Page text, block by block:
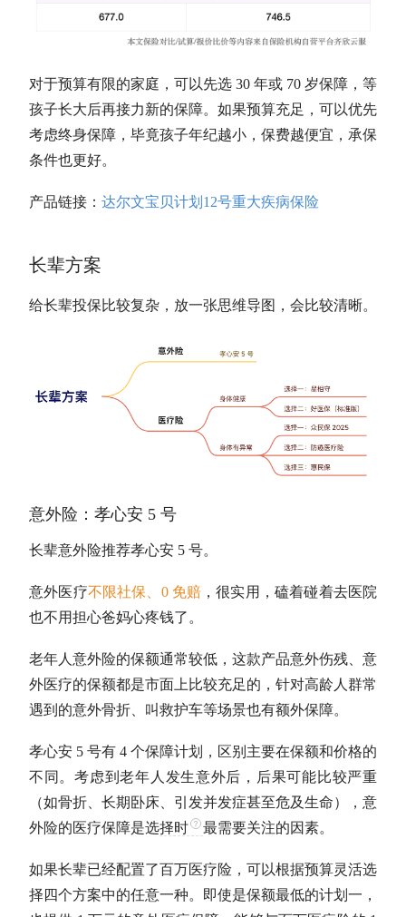
对于预算有限的家庭，可以先选 30 年或 70 岁保障，等
孩子长大后再接力新的保障。如果预算充足，可以优先
考虑终身保障，毕竟孩子年纪越小，保费越便宜，承保
条件也更好。
产品链接： 达尔文宝贝计划12号重大疾病保险
长辈方案
给长辈投保比较复杂，放一张思维导图，会比较清晰。
意外险：孝心安 5 号
长辈意外险推荐孝心安 5 号。
意外医疗不限社保、0 免赔 ，很实用，磕着碰着去医院
也不用担心爸妈心疼钱了。
老年人意外险的保额通常较低，这款产品意外伤残、意
外医疗的保额都是市面上比较充足的，针对高龄人群常
遇到的意外骨折、叫救护车等场景也有额外保障。
孝心安 5 号有 4 个保障计划，区别主要在保额和价格的
不同。考虑到老年人发生意外后，后果可能比较严重
（如骨折、长期卧床、引发并发症甚至危及生命），意
外险的医疗保障是选择时 最需要关注的因素。
如果长辈已经配置了百万医疗险，可以根据预算灵活选
择四个方案中的任意一种。即使是保额最低的计划一，